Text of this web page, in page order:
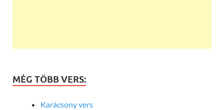
MÉG TÖBB VERS:
Karácsony vers